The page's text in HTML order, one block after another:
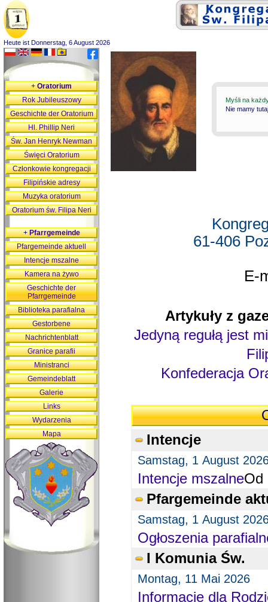
Heute ist Donnerstag, 6 August 2026
Myśli na
Nie mamy
61-406
E-
Artykuły z
Jedyną regułą jest
Konfederacja
Intencje
Samstag, 1 August
Intencje mszalneOd
Pfargemeinde
Samstag, 1 August
Ogłoszenia
I Komunia Św.
Montag, 11 Mai 2026
Informacje dla
+Oratorium
Rok Jubileuszowy
Geschichte der Oratorium
Hl. Phillip Neri
Św. Jan Henryk Newman
Święci Oratorium
Członkowie kongregacji
Filipińskie adresy
Muzyka oratorium
Oratorium św. Filipa Neri
+Pfarrgemeinde
Pfargemeinde aktuell
Intencje mszalne
Kamera na żywo
Geschichte der
Pfarrgemeinde
Biblioteka parafialna
Gestorbene
Nachrichtenblatt
Granice parafii
Ministranci
Gemeindeblatt
Galerie
Links
Wydarzenia
Mapa